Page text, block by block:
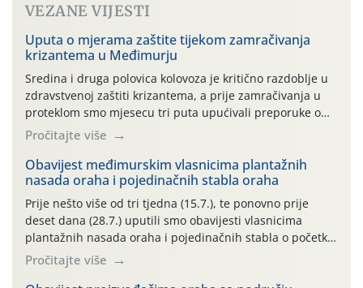
VEZANE VIJESTI
Uputa o mjerama zaštite tijekom zamračivanja
krizantema u Međimurju
Sredina i druga polovica kolovoza je kritično razdoblje u
zdravstvenoj zaštiti krizantema, a prije zamračivanja u
proteklom smo mjesecu tri puta upućivali preporuke o
preventivnim mjerama zaštite krizantema od najčešćih
uzročnika bolesti, štetnika i fito-fagnih grinja (23.7., 14.7.,
06.7.)! Na početku ovog mjeseca je zabilježeno je
povijesno i ekstremno vruće meteorološko razdoblje, uz
najviše temperature […]
Pročitajte više
Obavijest međimurskim vlasnicima plantažnih
nasada oraha i pojedinačnih stabla oraha
Prije nešto više od tri tjedna (15.7.), te ponovno prije
deset dana (28.7.) uputili smo obavijesti vlasnicima
plantažnih nasada oraha i pojedinačnih stabla o početku
leta i ovogodišnjoj potrebi usmjerenog suzbijanja
orahove muhe (Rhagoletis completa)! Već dvanaest dana
Pročitajte više